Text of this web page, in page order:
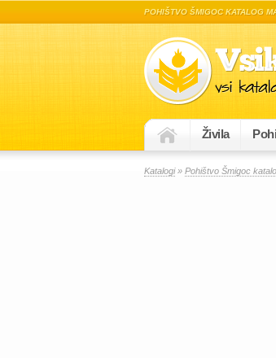
POHIŠTVO ŠMIGOC KATALOG
Živila
Katalogi» Pohištvo Šmigoc